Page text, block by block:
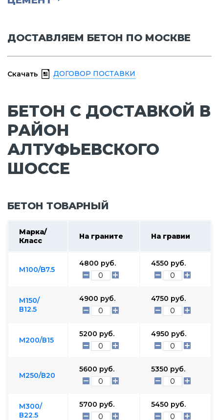
ДОСТАВЛЯЕМ БЕТОН ПО МОСКВЕ
Скачать ДОГОВОР ПОСТАВКИ
БЕТОН С ДОСТАВКОЙ В
РАЙОН
АЛТУФЬЕВСКОГО
ШОССЕ
БЕТОН ТОВАРНЫЙ
Марка/
Класс
На граните На гравии
М100/B7.5
4800 руб. 4550 руб.
М150/
В12.5
4900 руб. 4750 руб.
М200/В15
5200 руб. 4950 руб.
М250/В20
5600 руб. 5350 руб.
М300/
В22.5
5700 руб. 5450 руб.